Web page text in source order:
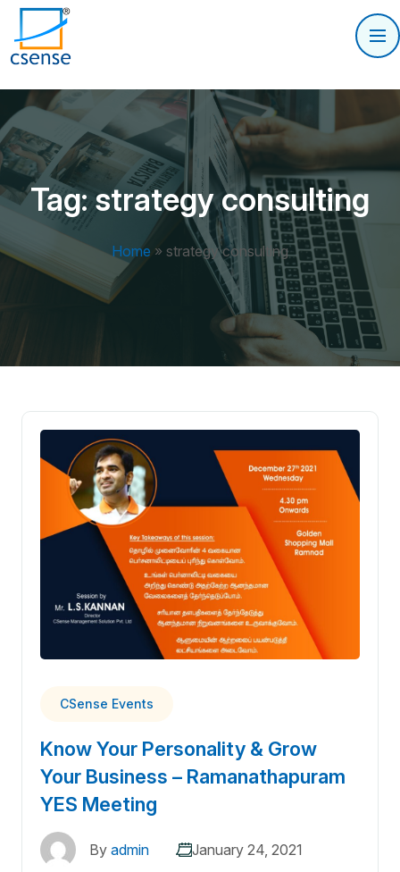
Tag: strategy consulting
Home » strategy consulting
CSense Events
Know Your Personality & Grow
Your Business – Ramanathapuram
YES Meeting
By admin January 24, 2021